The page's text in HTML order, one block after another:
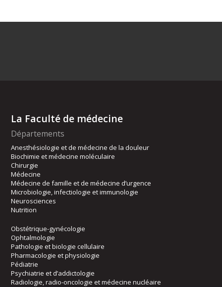
La Faculté de médecine
Départements
Anesthésiologie et de médecine de la douleur
Biochimie et médecine moléculaire
Chirurgie
Médecine
Médecine de famille et de médecine d’urgence
Microbiologie, infectiologie et immunologie
Neurosciences
Nutrition
Obstétrique-gynécologie
Ophtalmologie
Pathologie et biologie cellulaire
Pharmacologie et physiologie
Pédiatrie
Psychiatrie et d’addictologie
Radiologie, radio-oncologie et médecine nucléaire